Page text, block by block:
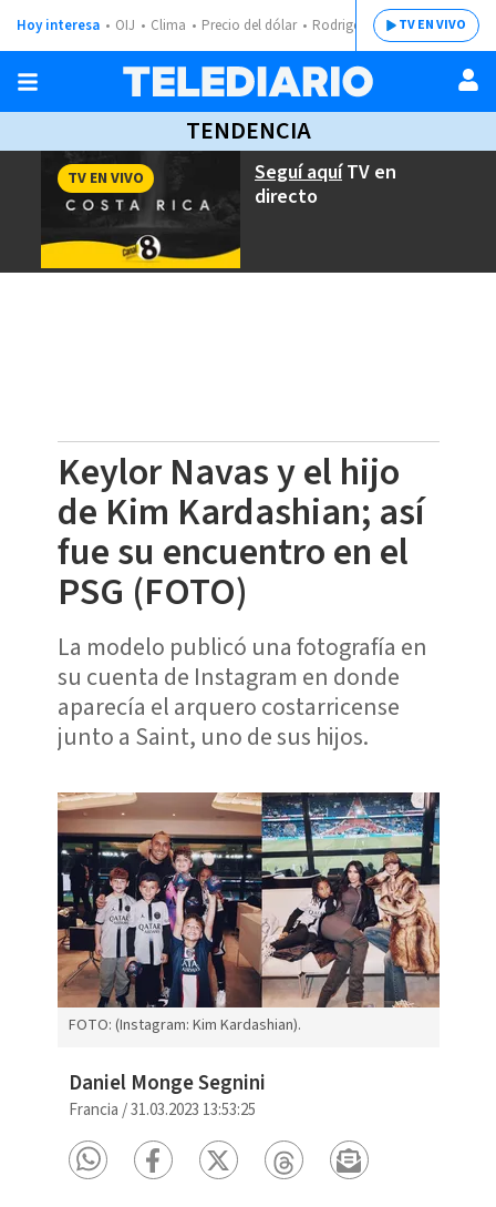
Hoy interesa OIJ Clima Precio del dólar Rodrigo ChavesTV EN VIVO
TENDENCIA
Seguí aquíTV en
directo
TV EN VIVO
Keylor Navas y el hijo
de Kim Kardashian; así
fue su encuentro en el
PSG (FOTO)
La modelo publicó una fotografía en
su cuenta de Instagram en donde
aparecía el arquero costarricense
junto a Saint, uno de sus hijos.
FOTO: (Instagram: Kim Kardashian).
Daniel Monge Segnini
Francia /31.03.2023 13:53:25